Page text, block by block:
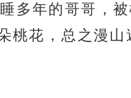
多年的哥哥，
桃花，总之漫